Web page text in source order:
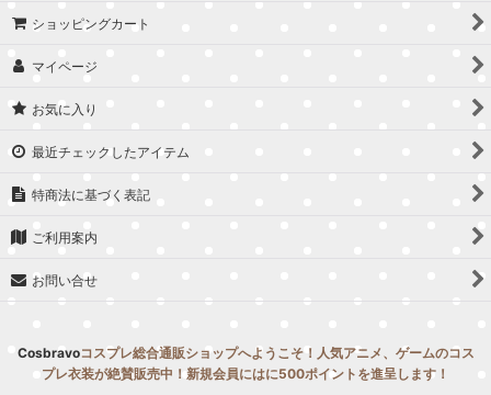
ショッピングカート
マイページ
お気に入り
最近チェックしたアイテム
特商法に基づく表記
ご利用案内
お問い合せ
Cosbravoコスプレ総合通販ショップへようこそ！人気アニメ、ゲームのコス
プレ衣装が絶賛販売中！新規会員にはに500ポイントを進呈します！